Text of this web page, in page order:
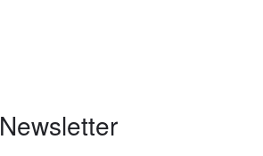
Newsletter